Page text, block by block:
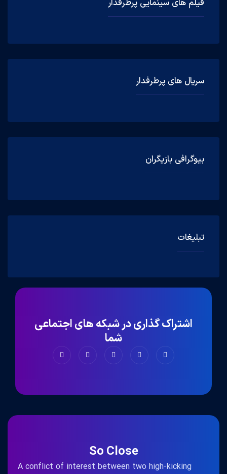
فیلم های سینمایی پرطرفدار
سریال های پرطرفدار
بیوگرافی بازیگران
تبلیغات
اشتراک گذاری در شبکه های اجتماعی
شما
So Close
A conflict of interest between two high-kicking